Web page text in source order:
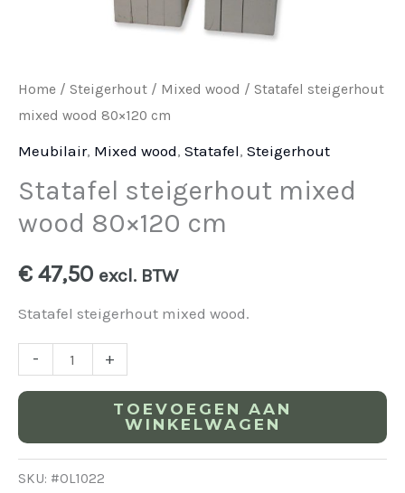
Home / Steigerhout / Mixed wood / Statafel steigerhout
mixed wood 80×120 cm
Meubilair, Mixed wood, Statafel, Steigerhout
Statafel steigerhout mixed
wood 80×120 cm
€ 47,50 excl. BTW
Statafel steigerhout mixed wood.
- +
TOEVOEGEN AAN
WINKELWAGEN
SKU: #OL1022